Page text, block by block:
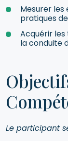
Mesurer les
pratiques
Acquérir
la conduite
Le participant